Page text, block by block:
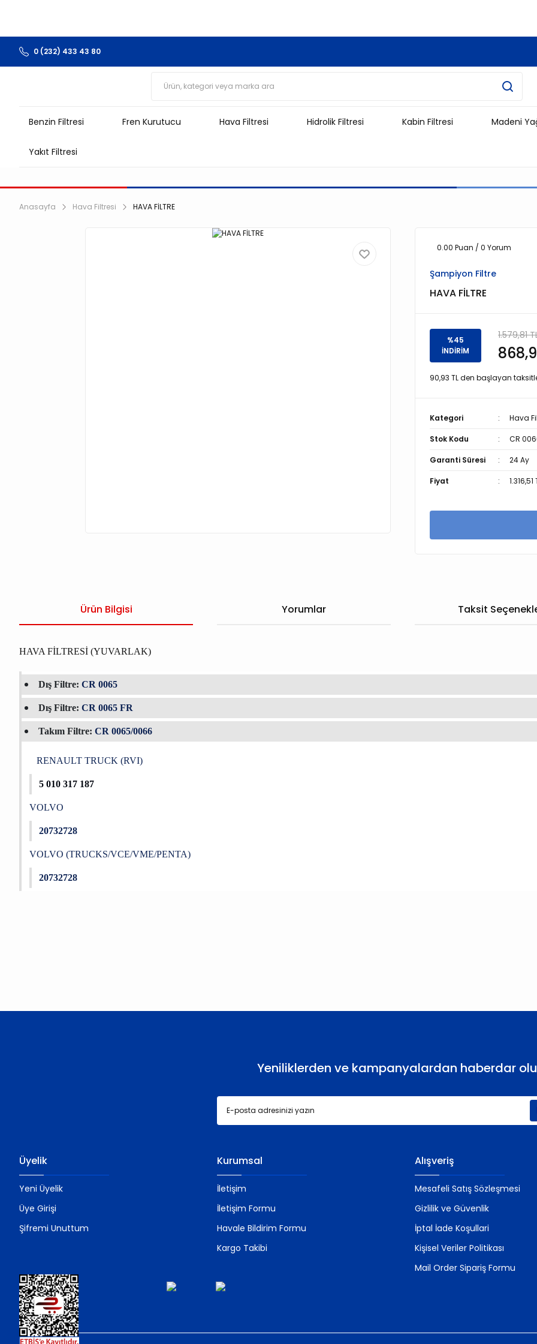
0 (232) 433 43 80
Benzin Filtresi Fren Kurutucu Hava Filtresi Hidrolik Filtresi Kabin Filtresi Madeni
Yakıt Filtresi
Anasayfa Hava Filtresi HAVA FİLTRE
0.00 Puan / 0 Yorum
Şampiyon Filtre
HAVA FİLTRE
%45
İNDİRİM
1.579,81
90,93 TL den başlayan
Kategori Hava
Stok Kodu CR
Garanti Süresi 24 Ay
Fiyat 1.316,51
Ürün Bilgisi Yorumlar Taksit
HAVA FİLTRESİ (YUVARLAK)
Dış Filtre: CR 0065
Dış Filtre: CR 0065 FR
Takım Filtre: CR 0065/0066
RENAULT TRUCK (RVI)
5 010 317 187
VOLVO
20732728
VOLVO (TRUCKS/VCE/VME/PENTA)
20732728
Ürün bilgilerinde hatalar bulunuyor.
Gönder
Yeniliklerden ve kampanyalardan haberdar
Üyelik
Yeni Üyelik
Üye Girişi
Şifremi Unuttum
Kurumsal
İletişim
İletişim Formu
Havale Bildirim Formu
Kargo Takibi
Alışveriş
Mesafeli Satış Sözleşmesi
Gizlilik ve Güvenlik
İptal İade Koşullari
Kişisel Veriler Politikası
Mail Order Sipariş Formu